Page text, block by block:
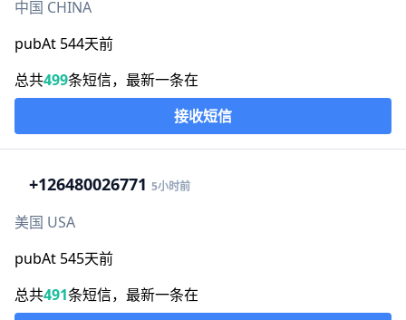
中国 CHINA
pubAt 544天前
总共499条短信，最新一条在
接收短信
+126480026771 5小时前
美国 USA
pubAt 545天前
总共491条短信，最新一条在